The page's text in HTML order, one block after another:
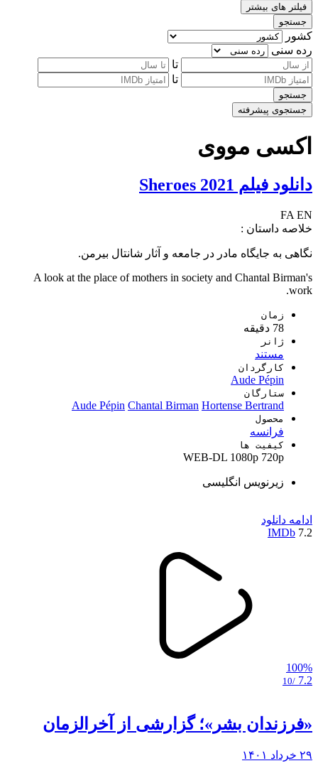
فیلتر های بیشتر
جستجو
کشور
رده سنی
تا
تا
جستجو
جستجوی پیشرفته
اکسی مووی
دانلود فیلم Sheroes 2021
FA EN
خلاصه داستان :
نگاهی به جایگاه مادر در جامعه و آثار شانتال بیرمن.
A look at the place of mothers in society and Chantal Birman's
work.
زمان
78 دقیقه
ژانر
مستند
کارگردان
Aude Pépin
ستارگان
Aude Pépin Chantal Birman Hortense Bertrand
محصول
فرانسه
کیفیت ها
WEB-DL 1080p 720p
زیرنویس انگلیسی
ادامه دانلود
7.2
IMDb
100%
7.2
/10
«فرزندان بشر»؛ گزارشی از آخرالزمان
۲۹ خرداد ۱۴۰۱